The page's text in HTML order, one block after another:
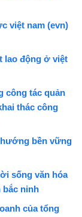
việt nam (evn)
lao động ở việt
công tác quản
thác công
bền vững
sống văn hóa
ninh
của tổng